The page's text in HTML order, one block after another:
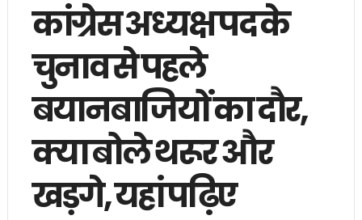
कांग्रेस अध्यक्ष पद के
चुनाव से पहले
बयानबाजियों का दौर,
क्या बोले थरूर और
खड़गे, यहां पढ़िए